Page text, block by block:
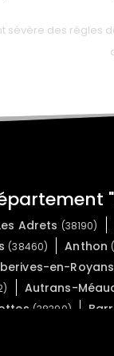
sévère des règles
Adrets (38190)
(38460) Anthon
en-Royans
Autrans-
(38390)